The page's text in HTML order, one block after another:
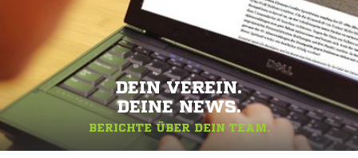
DEIN VEREIN.
DEINE NEWS.
BERICHTE ÜBER DEIN TEAM.